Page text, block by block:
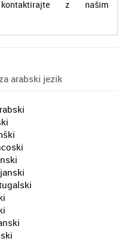
z našim
arabski jezik